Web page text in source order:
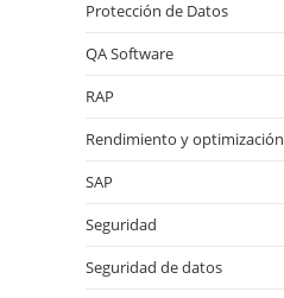
Protección de Datos
QA Software
RAP
Rendimiento y optimización
SAP
Seguridad
Seguridad de datos